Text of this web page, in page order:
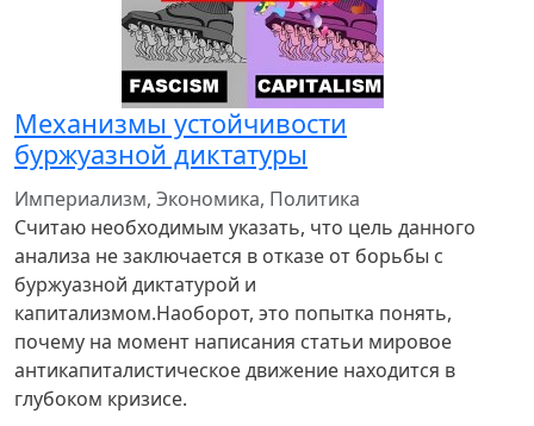
Механизмы устойчивости
буржуазной диктатуры
Империализм, Экономика, Политика
Считаю необходимым указать, что цель данного
анализа не заключается в отказе от борьбы с
буржуазной диктатурой и
капитализмом.Наоборот, это попытка понять,
почему на момент написания статьи мировое
антикапиталистическое движение находится в
глубоком кризисе.